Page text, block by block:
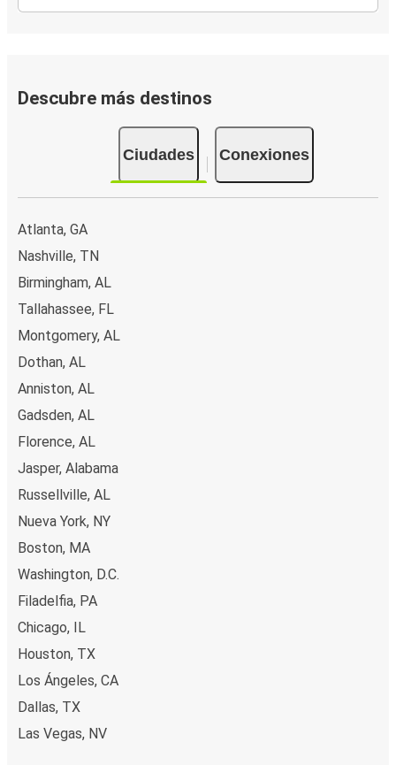
Descubre más destinos
Ciudades Conexiones
Atlanta, GA
Nashville, TN
Birmingham, AL
Tallahassee, FL
Montgomery, AL
Dothan, AL
Anniston, AL
Gadsden, AL
Florence, AL
Jasper, Alabama
Russellville, AL
Nueva York, NY
Boston, MA
Washington, D.C.
Filadelfia, PA
Chicago, IL
Houston, TX
Los Ángeles, CA
Dallas, TX
Las Vegas, NV